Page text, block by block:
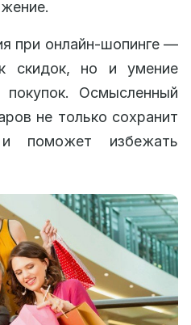
при онлайн-шопинге —
скидок, но и умение
покупок. Осмысленный
не только сохранит
избежать